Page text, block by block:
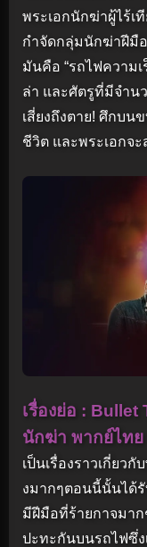
พระเอกนักฆ่าผู้ไร้เ
กำจัดกลุ่มนักฆ่าฝีมื
มันคือ “รถไฟความเ
ล่า และศัตรูที่มีจำน
เสี่ยงถึงตาย! ศึกบน
ชีวิต และพระเอกจ
เรื่องย่อ :
นักฆ่า พากย์ไทย
เป็นเรื่องราวเกี่ยว
งมากๆตอนนี้นั้นได้
มีฝีมือที่ร้ายกาจมา
ปะทะกันบนรถไฟซึ่ง